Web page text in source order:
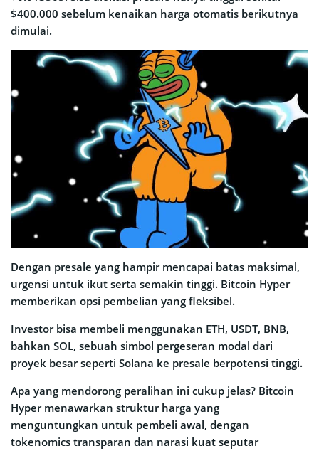
$400.000 sebelum kenaikan harga otomatis berikutnya
dimulai.
Dengan presale yang hampir mencapai batas maksimal,
urgensi untuk ikut serta semakin tinggi. Bitcoin Hyper
memberikan opsi pembelian yang fleksibel.
Investor bisa membeli menggunakan ETH, USDT, BNB,
bahkan SOL, sebuah simbol pergeseran modal dari
proyek besar seperti Solana ke presale berpotensi tinggi.
Apa yang mendorong peralihan ini cukup jelas? Bitcoin
Hyper menawarkan struktur harga yang
menguntungkan untuk pembeli awal, dengan
tokenomics transparan dan narasi kuat seputar